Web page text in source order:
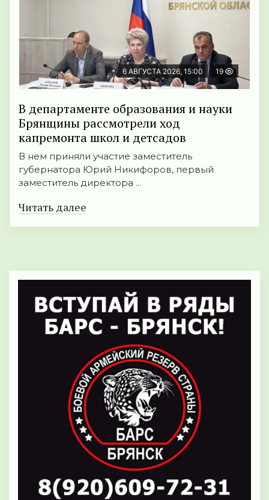
6 АВГУСТА 2026, 15:00 19
В департаменте образования и науки
Брянщины рассмотрели ход
капремонта школ и детсадов
В нем приняли участие заместитель
губернатора Юрий Никифоров, первый
заместитель директора ...
Читать далее